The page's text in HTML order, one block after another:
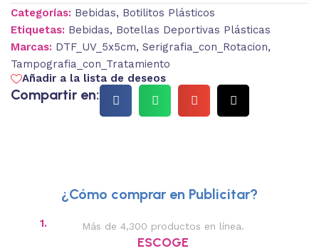
Categorías: Bebidas, Botilitos Plásticos
Etiquetas: Bebidas, Botellas Deportivas Plásticas
Marcas: DTF_UV_5x5cm, Serigrafia_con_Rotacion,
Tampografia_con_Tratamiento
Añadir a la lista de deseos
Compartir en:
¿Cómo comprar en Publicitar?
1. Más de 4,300 productos en línea.
ESCOGE